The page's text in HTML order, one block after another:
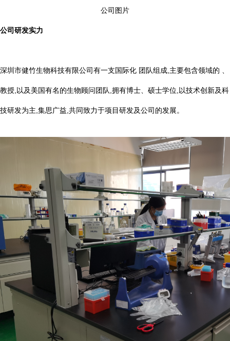
公司图片
公司研发实力
深圳市健竹生物科技有限公司有一支国际化 团队组成,主要包含领域的 、
教授,以及美国有名的生物顾问团队,拥有博士、硕士学位,以技术创新及科
技研发为主,集思广益,共同致力于项目研发及公司的发展。